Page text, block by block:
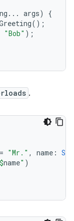
... args)
{
();
"Bob" );
.
= "Mr." , name :
$name" )